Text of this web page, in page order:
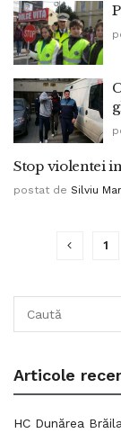
Stop violentei
postat de Silviu
1
Articole
HC Dunărea